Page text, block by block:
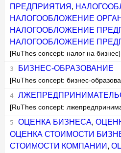
ПРЕДПРИЯТИЯ ,
НАЛОГООБЛОЖЕНИЕ
НАЛОГООБЛОЖЕНИЕ
НАЛОГООБЛОЖЕНИЕ
[RuThes concept: налог на бизнес]
БИЗНЕС-ОБРАЗОВАНИЕ
[RuThes concept: бизнес-
[RuThes concept:
ОЦЕНКА БИЗНЕСА,
ОЦЕНКА СТОИМОСТИ
СТОИМОСТИ КОМПАНИИ ,